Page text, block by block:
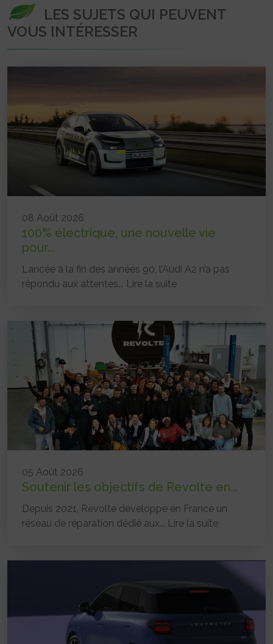
LES SUJETS QUI PEUVENT
VOUS INTÉRESSER
08 Août 2026
100% électrique, une nouvelle vie
pour...
Lancée à la fin des années 90, l’Audi A2 n’a pas
répondu aux attentes... Lire la suite
05 Août 2026
Soutenir les objectifs de Revolte en...
Depuis 2021, Revolte développe en France un
réseau de réparation dédié aux... Lire la suite